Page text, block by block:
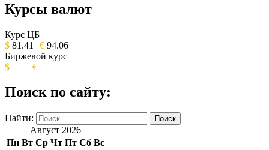
ОБЩЕСТВЕННО-ПОЛИТИЧЕСКОЕ
ИЗДАНИЕ КАМЧАТСКОГО КРАЯ.
Курсы валют
Курс ЦБ
$ 81.41 € 94.06
Биржевой курс
$
€
Поиск по сайту:
Найти:
Август 2026
Пн Вт Ср Чт Пт Сб Вс